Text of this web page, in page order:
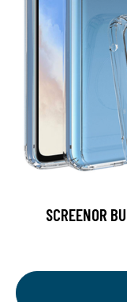
SCREENOR